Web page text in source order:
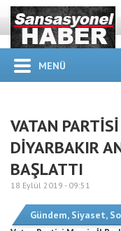
MENÜ
VATAN
DİYARBAKIR
BAŞLATTI
18 Eylül 2019 - 09:51
Gündem, Siyaset,